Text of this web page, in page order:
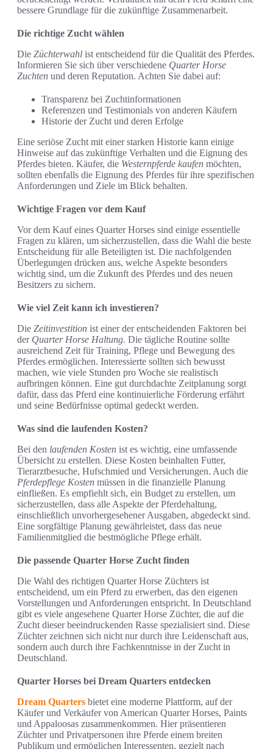
bessere Grundlage für die zukünftige Zusammenarbeit.
Die richtige Zucht wählen
Die Züchterwahl ist entscheidend für die Qualität des Pferdes.
Informieren Sie sich über verschiedene Quarter Horse
Zuchten und deren Reputation. Achten Sie dabei auf:
Transparenz bei Zuchtinformationen
Referenzen und Testimonials von anderen Käufern
Historie der Zucht und deren Erfolge
Eine seriöse Zucht mit einer starken Historie kann einige
Hinweise auf das zukünftige Verhalten und die Eignung des
Pferdes bieten. Käufer, die Westernpferde kaufen möchten,
sollten ebenfalls die Eignung des Pferdes für ihre spezifischen
Anforderungen und Ziele im Blick behalten.
Wichtige Fragen vor dem Kauf
Vor dem Kauf eines Quarter Horses sind einige essentielle
Fragen zu klären, um sicherzustellen, dass die Wahl die beste
Entscheidung für alle Beteiligten ist. Die nachfolgenden
Überlegungen drücken aus, welche Aspekte besonders
wichtig sind, um die Zukunft des Pferdes und des neuen
Besitzers zu sichern.
Wie viel Zeit kann ich investieren?
Die Zeitinvestition ist einer der entscheidenden Faktoren bei
der Quarter Horse Haltung. Die tägliche Routine sollte
ausreichend Zeit für Training, Pflege und Bewegung des
Pferdes ermöglichen. Interessierte sollten sich bewusst
machen, wie viele Stunden pro Woche sie realistisch
aufbringen können. Eine gut durchdachte Zeitplanung sorgt
dafür, dass das Pferd eine kontinuierliche Förderung erfährt
und seine Bedürfnisse optimal gedeckt werden.
Was sind die laufenden Kosten?
Bei den laufenden Kosten ist es wichtig, eine umfassende
Übersicht zu erstellen. Diese Kosten beinhalten Futter,
Tierarztbesuche, Hufschmied und Versicherungen. Auch die
Pferdepflege Kosten müssen in die finanzielle Planung
einfließen. Es empfiehlt sich, ein Budget zu erstellen, um
sicherzustellen, dass alle Aspekte der Pferdehaltung,
einschließlich unvorhergesehener Ausgaben, abgedeckt sind.
Eine sorgfältige Planung gewährleistet, dass das neue
Familienmitglied die bestmögliche Pflege erhält.
Die passende Quarter Horse Zucht finden
Die Wahl des richtigen Quarter Horse Züchters ist
entscheidend, um ein Pferd zu erwerben, das den eigenen
Vorstellungen und Anforderungen entspricht. In Deutschland
gibt es viele angesehene Quarter Horse Züchter, die auf die
Zucht dieser beeindruckenden Rasse spezialisiert sind. Diese
Züchter zeichnen sich nicht nur durch ihre Leidenschaft aus,
sondern auch durch ihre Fachkenntnisse in der Zucht in
Deutschland.
Quarter Horses bei Dream Quarters entdecken
Dream Quarters bietet eine moderne Plattform, auf der
Käufer und Verkäufer von American Quarter Horses, Paints
und Appaloosas zusammenkommen. Hier präsentieren
Züchter und Privatpersonen ihre Pferde einem breiten
Publikum und ermöglichen Interessenten, gezielt nach